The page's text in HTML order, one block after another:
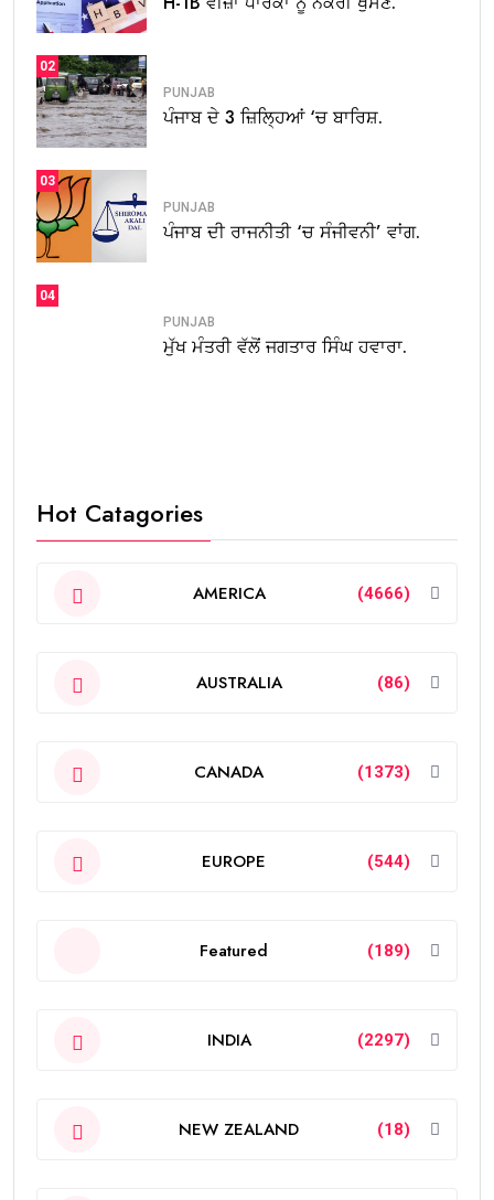
02
PUNJAB
ਪੰਜਾਬ ਦੇ 3 ਜ਼ਿਲ੍ਹਿਆਂ ‘ਚ ਬਾਰਿਸ਼.
03
PUNJAB
ਪੰਜਾਬ ਦੀ ਰਾਜਨੀਤੀ ‘ਚ ਸੰਜੀਵਨੀ’ ਵਾਂਗ.
04
PUNJAB
ਮੁੱਖ ਮੰਤਰੀ ਵੱਲੋਂ ਜਗਤਾਰ ਸਿੰਘ ਹਵਾਰਾ.
Hot Catagories
AMERICA (4666)
AUSTRALIA (86)
CANADA (1373)
EUROPE (544)
Featured (189)
INDIA (2297)
NEW ZEALAND (18)